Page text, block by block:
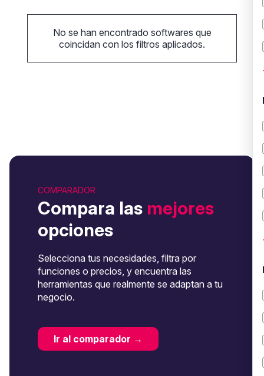
No se han encontrado softwares que
coincidan con los filtros aplicados.
COMPARADOR
Compara las mejores
opciones
Selecciona tus necesidades, filtra por
funciones o precios, y encuentra las
herramientas que realmente se adaptan a tu
negocio.
Ir al comparador →